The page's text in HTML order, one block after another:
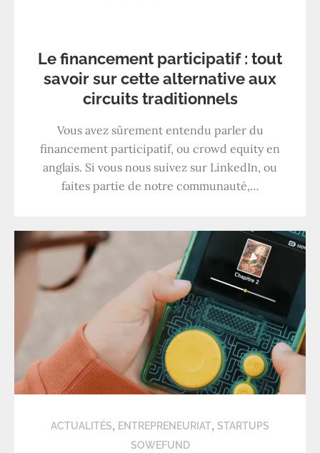
Le financement participatif : tout
savoir sur cette alternative aux
circuits traditionnels
Vous avez sûrement entendu parler du
financement participatif, ou crowd equity en
anglais. Si vous nous suivez sur LinkedIn, ou
faites partie de notre communauté,…
ACTUALITÉS, ENTREPRENEURIAT, STARTUPS
SOWEFUND